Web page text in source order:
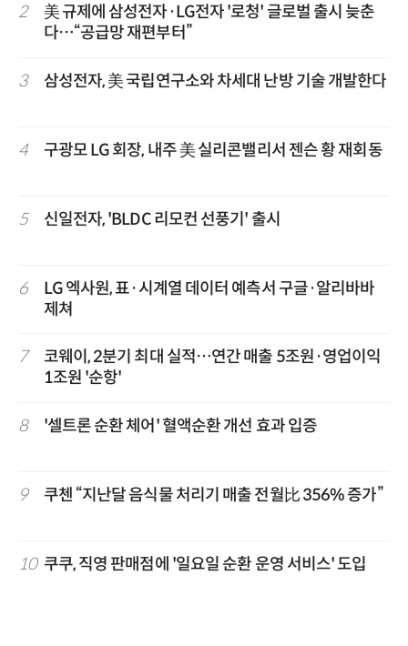
2
美 규제에 삼성전자·LG전자 '로청' 글로벌 출시 늦춘
다…“공급망 재편부터”
3 삼성전자, 美 국립연구소와 차세대 난방 기술 개발한다
4 구광모 LG 회장, 내주 美 실리콘밸리서 젠슨 황 재회동
5 신일전자, 'BLDC 리모컨 선풍기' 출시
6
LG 엑사원, 표·시계열 데이터 예측서 구글·알리바바
제쳐
7
코웨이, 2분기 최대 실적…연간 매출 5조원·영업이익
1조원 '순항'
8 '셀트론 순환 체어' 혈액순환 개선 효과 입증
9 쿠첸 “지난달 음식물 처리기 매출 전월比 356% 증가”
10 쿠쿠, 직영 판매점에 '일요일 순환 운영 서비스' 도입